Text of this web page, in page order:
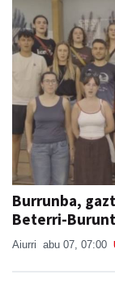
Burrunba,
Beterri-
Aiurri abu 07, 07:00